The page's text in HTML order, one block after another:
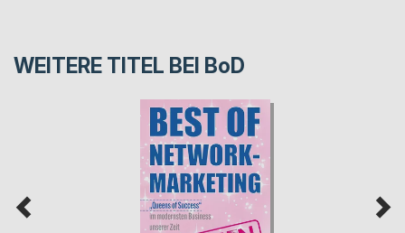
WEITERE TITEL BEI BoD